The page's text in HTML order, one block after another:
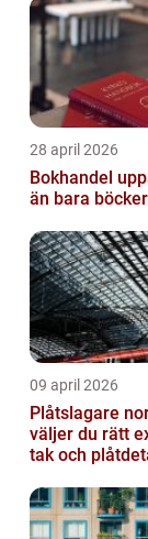
28 april 2026
Bokhandel
än bara
09 april 2026
Plåtslagare
väljer du rätt
tak och